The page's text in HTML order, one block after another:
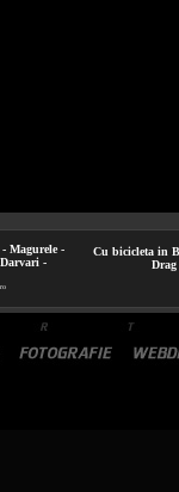
- Magurele -
-
Cu bicicleta in